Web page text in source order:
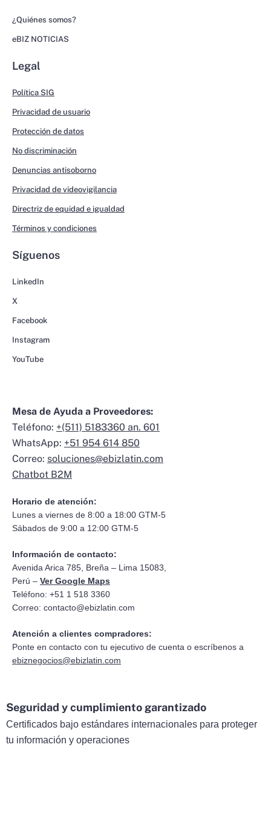
¿Quiénes somos?
eBIZ NOTICIAS
Legal
Política SIG
Privacidad de usuario
Protección de datos
No discriminación
Denuncias antisoborno
Privacidad de videovigilancia
Directriz de equidad e igualdad
Términos y condiciones
Síguenos
LinkedIn
X
Facebook
Instagram
YouTube
Mesa de Ayuda a Proveedores:
Teléfono: +(511) 5183360 an. 601
WhatsApp: +51 954 614 850
Correo: soluciones@ebizlatin.com
Chatbot B2M
Horario de atención:
Lunes a viernes de 8:00 a 18:00 GTM-5
Sábados de 9:00 a 12:00 GTM-5
Información de contacto:
Avenida Arica 785, Breña – Lima 15083,
Perú – Ver Google Maps
Teléfono: +51 1 518 3360
Correo: contacto@ebizlatin.com
Atención a clientes compradores:
Ponte en contacto con tu ejecutivo de cuenta o escríbenos a
ebiznegocios@ebizlatin.com
Seguridad y cumplimiento garantizado
Certificados bajo estándares internacionales para proteger
tu información y operaciones